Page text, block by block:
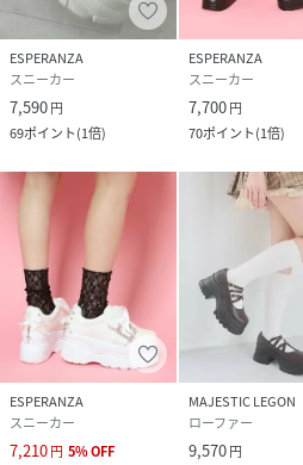
ESPERANZA
スニーカー
7,590円
69ポイント(1倍)
ESPERANZA
スニーカー
7,700円
70ポイント(1倍)
ESPERANZA
スニーカー
7,210円 5%OFF
MAJESTIC LEGON
ローファー
9,570円